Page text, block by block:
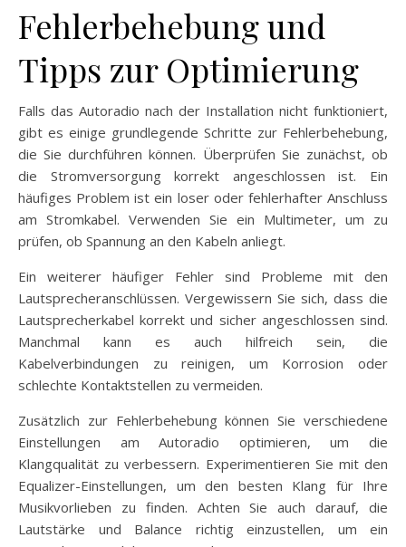
Fehlerbehebung und
Tipps zur Optimierung
Falls das Autoradio nach der Installation nicht funktioniert,
gibt es einige grundlegende Schritte zur Fehlerbehebung,
die Sie durchführen können. Überprüfen Sie zunächst, ob
die Stromversorgung korrekt angeschlossen ist. Ein
häufiges Problem ist ein loser oder fehlerhafter Anschluss
am Stromkabel. Verwenden Sie ein Multimeter, um zu
prüfen, ob Spannung an den Kabeln anliegt.
Ein weiterer häufiger Fehler sind Probleme mit den
Lautsprecheranschlüssen. Vergewissern Sie sich, dass die
Lautsprecherkabel korrekt und sicher angeschlossen sind.
Manchmal kann es auch hilfreich sein, die
Kabelverbindungen zu reinigen, um Korrosion oder
schlechte Kontaktstellen zu vermeiden.
Zusätzlich zur Fehlerbehebung können Sie verschiedene
Einstellungen am Autoradio optimieren, um die
Klangqualität zu verbessern. Experimentieren Sie mit den
Equalizer-Einstellungen, um den besten Klang für Ihre
Musikvorlieben zu finden. Achten Sie auch darauf, die
Lautstärke und Balance richtig einzustellen, um ein